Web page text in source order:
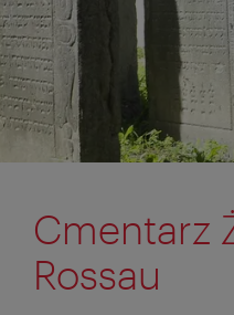
Cmentarz
Rossau